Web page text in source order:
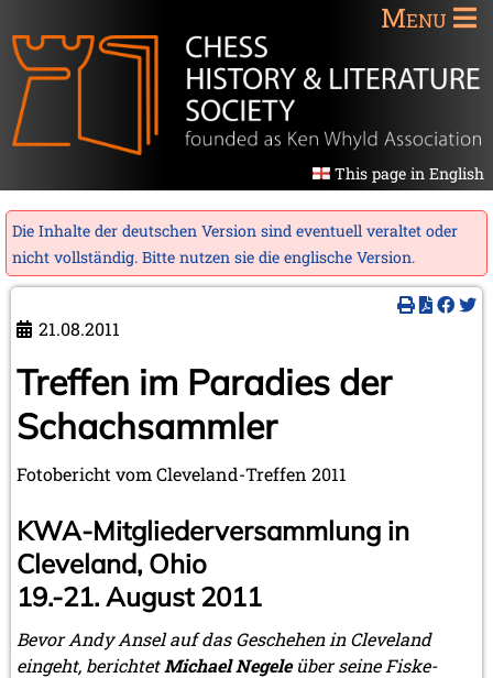
Menu
This page in English
Die Inhalte der deutschen Version sind eventuell veraltet oder
nicht vollständig. Bitte nutzen sie die englische Version.
21.08.2011
Treffen im Paradies der
Schachsammler
Fotobericht vom Cleveland-Treffen 2011
KWA-Mitgliederversammlung in
Cleveland, Ohio
19.-21. August 2011
Bevor Andy Ansel auf das Geschehen in Cleveland
eingeht, berichtetMichael Negeleüber seine Fiske-